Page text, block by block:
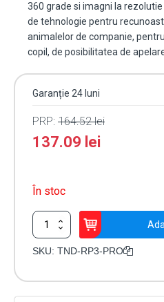
360 grade si imagni la
de tehnologie pentru
animalelor de companie,
copil, de posibilitatea de
Garanție 24 luni
PRP: 164.52lei
137.09 lei
În stoc
Cantitate
Camera
mini
SKU: TND-RP3-PRO